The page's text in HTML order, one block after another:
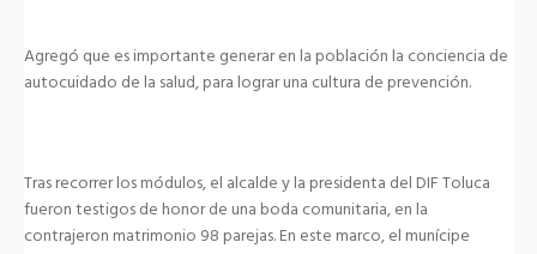
Agregó que es importante generar en la población la conciencia de
autocuidado de la salud, para lograr una cultura de prevención.
Tras recorrer los módulos, el alcalde y la presidenta del DIF Toluca
fueron testigos de honor de una boda comunitaria, en la
contrajeron matrimonio 98 parejas. En este marco, el munícipe